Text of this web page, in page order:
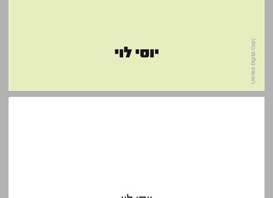
נמות ולא נתגייס ... 0